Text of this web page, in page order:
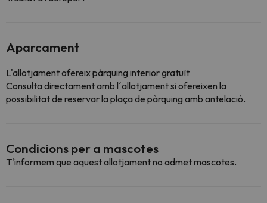
Aparcament
L'allotjament ofereix pàrquing interior gratuït
Consulta directament amb l´allotjament si ofereixen la
possibilitat de reservar la plaça de pàrquing amb antelació.
Condicions per a mascotes
T'informem que aquest allotjament no admet mascotes.